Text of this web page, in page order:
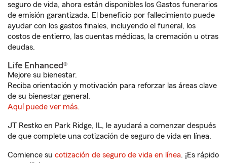
seguro de vida, ahora están disponibles los Gastos funerarios
de emisión garantizada. El beneficio por fallecimiento puede
ayudar con los gastos finales, incluyendo el funeral, los
costos de entierro, las cuentas médicas, la cremación u otras
deudas.
Life Enhanced®
Mejore su bienestar.
Reciba orientación y motivación para reforzar las áreas clave
de su bienestar general.
Aquí puede ver más.
JT Restko en Park Ridge, IL, le ayudará a comenzar después
de que complete una cotización de seguro de vida en línea.
Comience su cotización de seguro de vida en línea. ¡Es rápido